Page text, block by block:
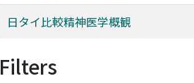
日タイ比較精神医学概観
Filters